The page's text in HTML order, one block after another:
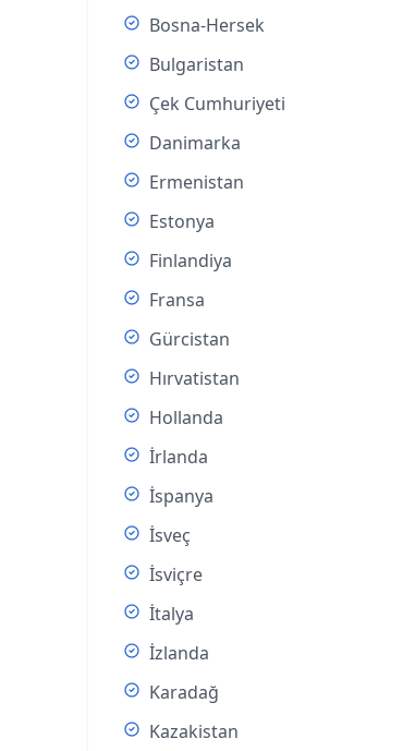
Bosna-Hersek
Bulgaristan
Çek Cumhuriyeti
Danimarka
Ermenistan
Estonya
Finlandiya
Fransa
Gürcistan
Hırvatistan
Hollanda
İrlanda
İspanya
İsveç
İsviçre
İtalya
İzlanda
Karadağ
Kazakistan